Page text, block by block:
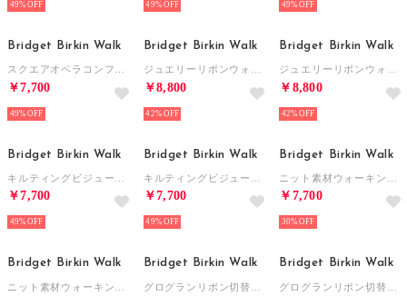
49% 49% 49%
Bridget Birkin Walk
スクエアオペラコンフォートシューズ （ブラック雑材）
￥7,700
49%
Bridget Birkin Walk
ジュエリーリボンウォーキングパンプス （グレー雑材）
￥8,800
42%
Bridget Birkin Walk
ジュエリーリボンウォーキングパンプス （ブラックスウェード）
￥8,800
42%
Bridget Birkin Walk
￥7,700
49%
Bridget Birkin Walk
￥7,700
49%
Bridget Birkin Walk
￥7,700
30%
Bridget Birkin Walk Bridget Birkin Walk Bridget Birkin Walk